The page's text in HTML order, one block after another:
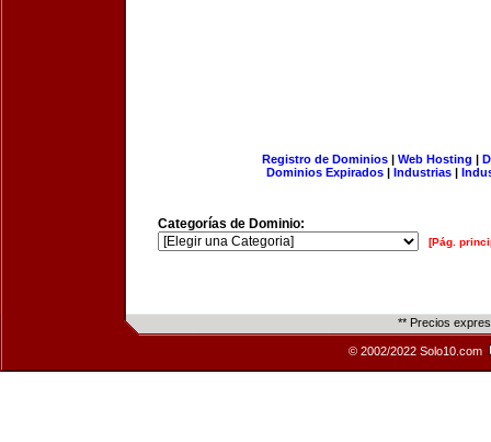
Registro de Dominios| Web Hosting |
Dominios Expirados | Industrias |
Categorías de Dominio:
[Pág.
** Precios
© 2002/2022 Solo10.com